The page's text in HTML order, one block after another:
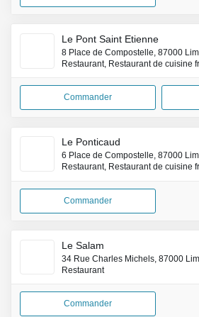
Le Pont Saint Etienne
8 Place de Compostelle, 87000
Restaurant, Restaurant de cuisine
Commander
Le Ponticaud
6 Place de Compostelle, 87000
Restaurant, Restaurant de cuisine
Commander
Le Salam
34 Rue Charles Michels, 87000
Restaurant
Commander